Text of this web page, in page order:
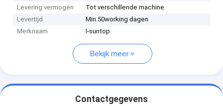
Levering vermogen
Tot verschillende machine
Levertijd
Min.50working dagen
Merknaam
I-suntop
Bekijk meer
Contactgegevens